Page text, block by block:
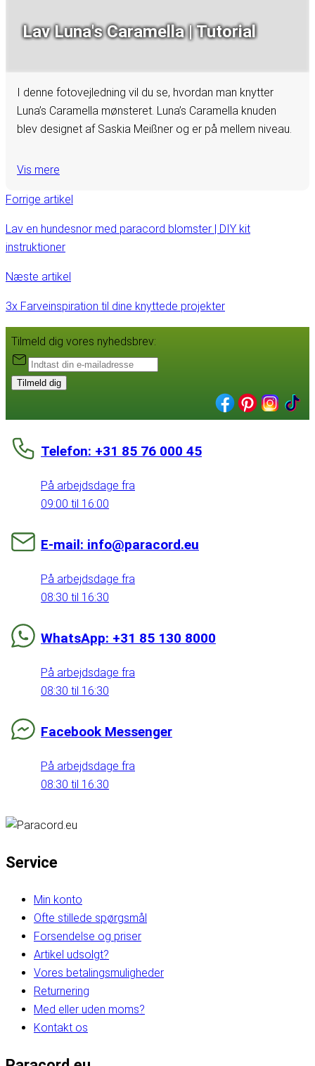
Lav Luna's Caramella | Tutorial
I denne fotovejledning vil du se, hvordan man knytter
Luna’s Caramella mønsteret. Luna’s Caramella knuden
blev designet af Saskia Meißner og er på mellem niveau.
Vis mere
Forrige artikel
Lav en hundesnor med paracord blomster | DIY kit
instruktioner
Næste artikel
3x Farveinspiration til dine knyttede projekter
Tilmeld dig vores nyhedsbrev:
Tilmeld dig
Telefon: +31 85 76 000 45
På arbejdsdage fra
09:00 til 16:00
E-mail: info@paracord.eu
På arbejdsdage fra
08:30 til 16:30
WhatsApp: +31 85 130 8000
På arbejdsdage fra
08:30 til 16:30
Facebook Messenger
På arbejdsdage fra
08:30 til 16:30
Service
Min konto
Ofte stillede spørgsmål
Forsendelse og priser
Artikel udsolgt?
Vores betalingsmuligheder
Returnering
Med eller uden moms?
Kontakt os